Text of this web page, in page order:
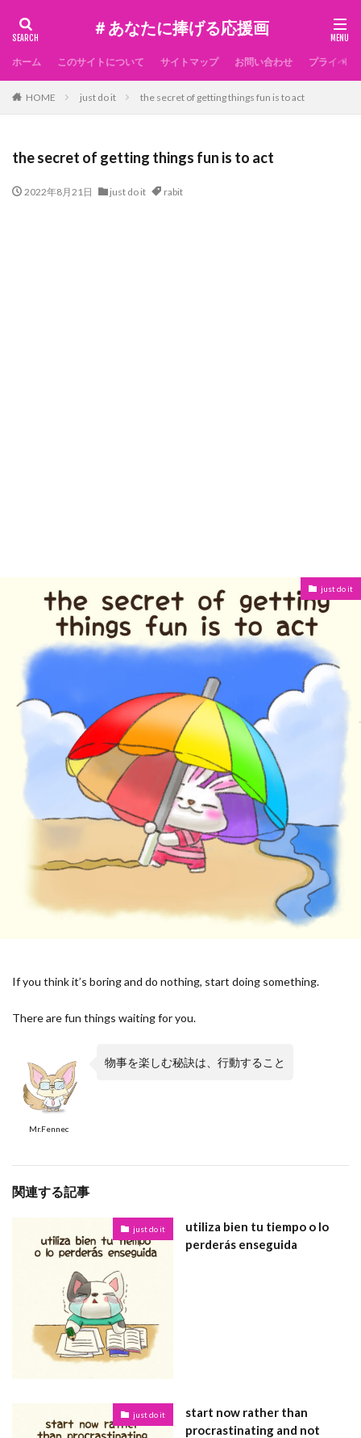
＃あなたに捧げる応援画
ホーム このサイトについて サイトマップ お問い合わせ プライベー
HOME just do it the secret of getting things fun is to act
the secret of getting things fun is to act
2022年8月21日 just do it rabit
just do it
If you think it’s boring and do nothing, start doing something.
There are fun things waiting for you.
Mr.Fennec
物事を楽しむ秘訣は、行動すること
関連する記事
just do it
utiliza bien tu tiempo o lo
perderás enseguida
just do it
start now rather than
procrastinating and not